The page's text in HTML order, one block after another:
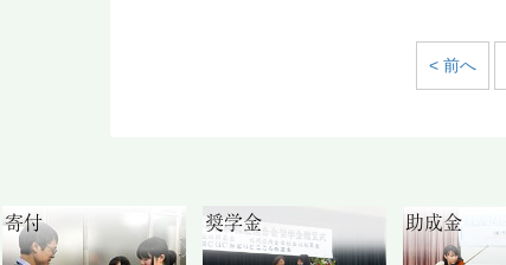
< 前へ
寄付 奨学金 助成金